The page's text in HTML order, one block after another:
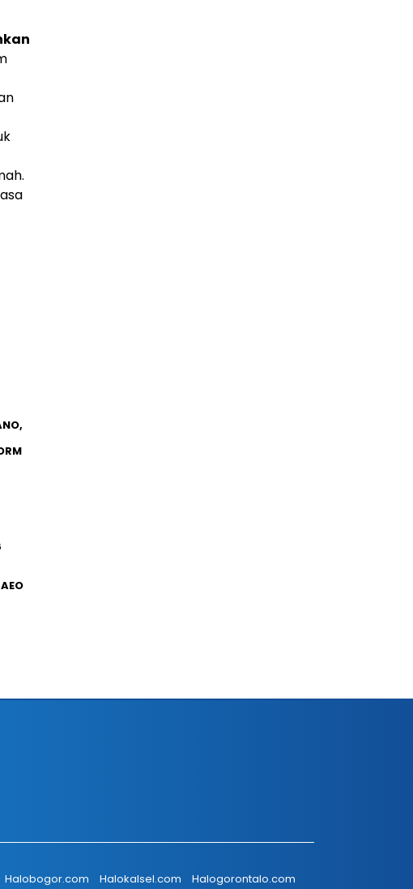
Halobogor.com Halokalsel.com Halogorontalo.com